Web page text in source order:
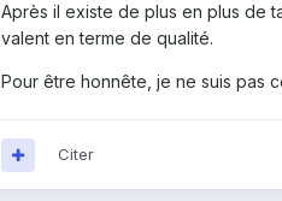
Après il existe de plus en plus de
valent en terme de qualité.
Pour être honnête, je ne suis pas
Citer